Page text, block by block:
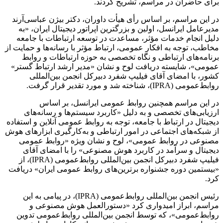
در این مراسم، بر اساس رأی هیأت داوران، دکتر بیژن عباسی‌آرند
مدیرعامل ایرانسل، اولین و بزرگترین اپراتور دیجیتال ایران، «به
دلیل انجام خدمات مؤثر، مساعدت در توسعه ارتباطات با جامعه
مخاطب، توجه به افکار عمومی، ارتباط مؤثر با رسانه‌ها و حمایت از
برنامه‌های ارتباطی و نگاه تخصصی به حوزه ارتباطات و روابط‌
عمومی»، شایسته دریافت لوح و نشان «مدیر ارشد ارتباط گستر»
کشور، با امضای آقای فیلیپ شفرد دبیرکل انجمن بین‌المللی
روابط‌عمومی (IPRA)، شناخته شد و مورد تقدیر قرار گرفت.
در این مراسم همچنین روابط عمومی ایرانسل، بر اساس
ارزیابی‌های تخصصی و به دلیل «کاربرد سیستم‌ها و رسانه‌های
دیجیتال در ارتباط با جامعه، توجه به روابط عمومی آنلاین و استفاده
از شبکه‌های اجتماعی در امور ارتباطی و به‌کارگیری ابزارهای هوش
مصنوعی در روابط عمومی»، لوح و نشان ویژه «روابط عمومی
دیجیتال و سرآمد در کاربرد هوش مصنوعی» را با امضای آقای
فیلیپ شفرد دبیرکل انجمن بین‌المللی روابط‌عمومی (IPRA)، از
«بیستمین دوره جشنواره برترین‌های روابط عمومی ایران» دریافت
کرد.
رئیس انجمن بین‌المللی روابط‌عمومی (IPRA)، در پیامی به این
مراسم، ابراز امیدواری کرد «دستورالعمل هوش مصنوعی و
روابط‌عمومی»، که توسط انجمن بین‌المللی روابط‌عمومی تدوین